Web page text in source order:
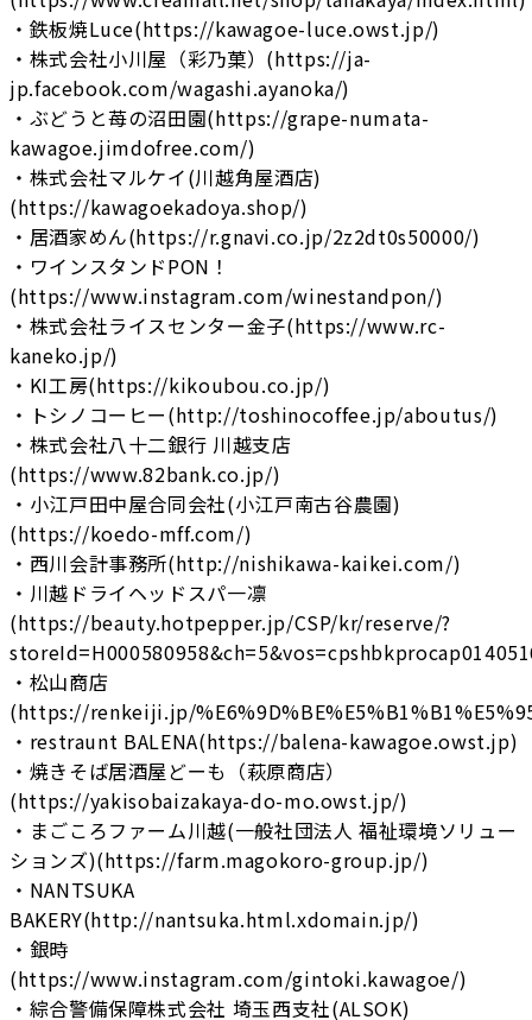
・鉄板焼Luce(https://kawagoe-luce.owst.jp/)
・株式会社小川屋（彩乃菓）(https://ja-
jp.facebook.com/wagashi.ayanoka/)
・ぶどうと苺の沼田園(https://grape-numata-
kawagoe.jimdofree.com/)
・株式会社マルケイ(川越角屋酒店)
(https://kawagoekadoya.shop/)
・居酒家めん(https://r.gnavi.co.jp/2z2dt0s50000/)
・ワインスタンドPON！
(https://www.instagram.com/winestandpon/)
・株式会社ライスセンター金子(https://www.rc-
kaneko.jp/)
・KI工房(https://kikoubou.co.jp/)
・トシノコーヒー(http://toshinocoffee.jp/aboutus/)
・株式会社八十二銀行 川越支店
(https://www.82bank.co.jp/)
・小江戸田中屋合同会社(小江戸南古谷農園)
(https://koedo-mff.com/)
・西川会計事務所(http://nishikawa-kaikei.com/)
・川越ドライヘッドスパ一凛
(https://beauty.hotpepper.jp/CSP/kr/reserve/?
・松山商店
(https://renkeiji.jp/
・restraunt BALENA(https://balena-kawagoe.owst.jp)
・焼きそば居酒屋どーも（萩原商店）
(https://yakisobaizakaya-do-mo.owst.jp/)
・まごころファーム川越(一般社団法人 福祉環境ソリュー
ションズ)(https://farm.magokoro-group.jp/)
・NANTSUKA
BAKERY(http://nantsuka.html.xdomain.jp/)
・銀時
(https://www.instagram.com/gintoki.kawagoe/)
・綜合警備保障株式会社 埼玉西支社(ALSOK)